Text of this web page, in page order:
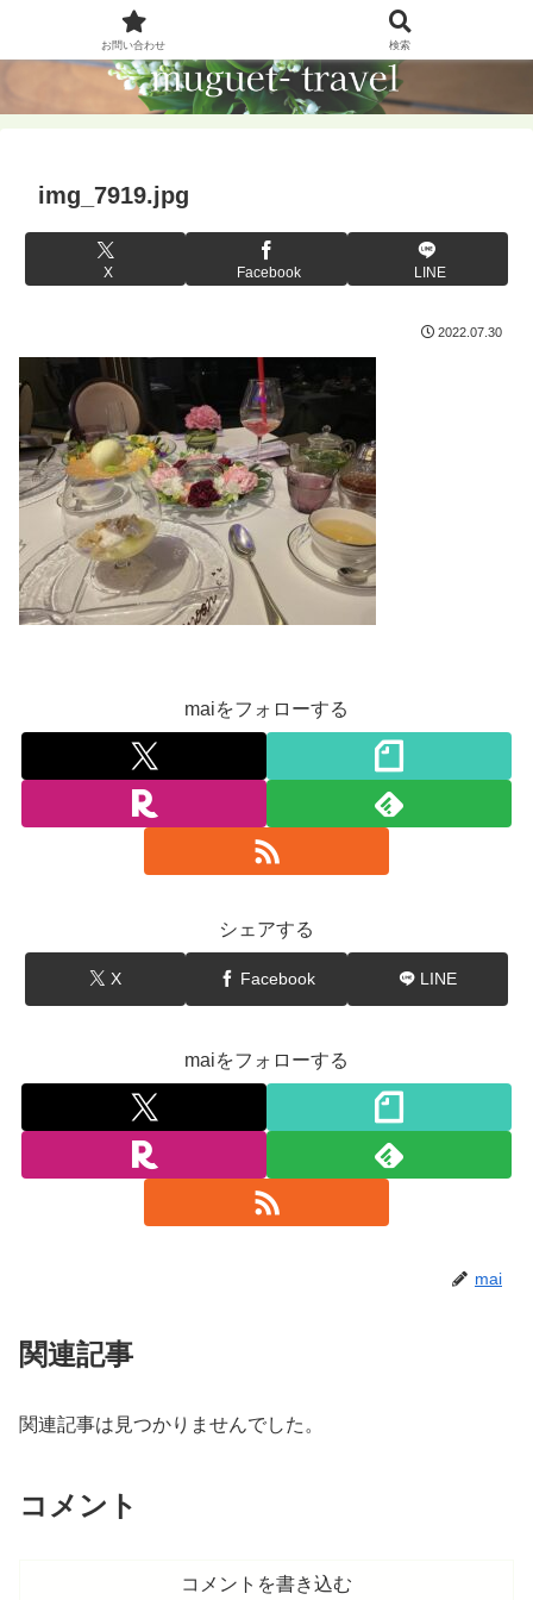
img_7919.jpg
X Facebook LINE
2022.07.30
maiをフォローする
シェアする
X Facebook LINE
maiをフォローする
mai
関連記事
関連記事は見つかりませんでした。
コメント
コメントを書き込む
お問い合わせ 検索